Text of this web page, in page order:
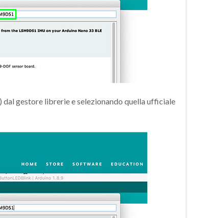
dal gestore librerie e selezionando quella ufficiale